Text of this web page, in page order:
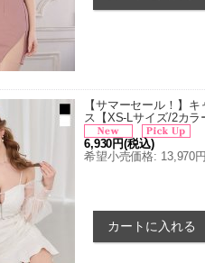
【サマーセール！】
ス【XS-Lサイズ/2カ
6,930円(税込)
希望小売価格: 13,970円